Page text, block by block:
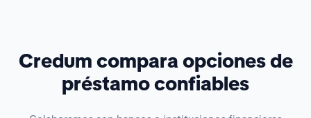
Credum compara opciones de
préstamo confiables